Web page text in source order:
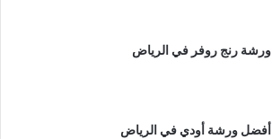
ورشة رنج روفر في الرياض
أفضل ورشة أودي في الرياض